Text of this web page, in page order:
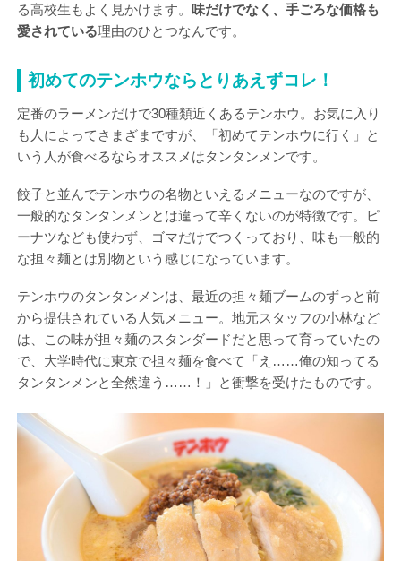
る高校生もよく見かけます。 味だけでなく、手ごろな価格も
愛されている理由のひとつなんです。
初めてのテンホウならとりあえずコレ！
定番のラーメンだけで30種類近くあるテンホウ。お気に入り
も人によってさまざまですが、「初めてテンホウに行く」と
いう人が食べるならオススメはタンタンメンです。
餃子と並んでテンホウの名物といえるメニューなのですが、
一般的なタンタンメンとは違って辛くないのが特徴です。ピ
ーナツなども使わず、ゴマだけでつくっており、味も一般的
な担々麺とは別物という感じになっています。
テンホウのタンタンメンは、最近の担々麺ブームのずっと前
から提供されている人気メニュー。地元スタッフの小林など
は、この味が担々麺のスタンダードだと思って育っていたの
で、大学時代に東京で担々麺を食べて「え……俺の知ってる
タンタンメンと全然違う……！」と衝撃を受けたものです。